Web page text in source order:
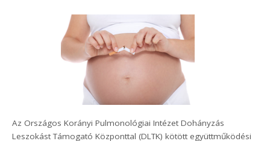
Az Országos Korányi Pulmonológiai Intézet Dohányzás
Leszokást Támogató Központtal (DLTK) kötött együttműködési